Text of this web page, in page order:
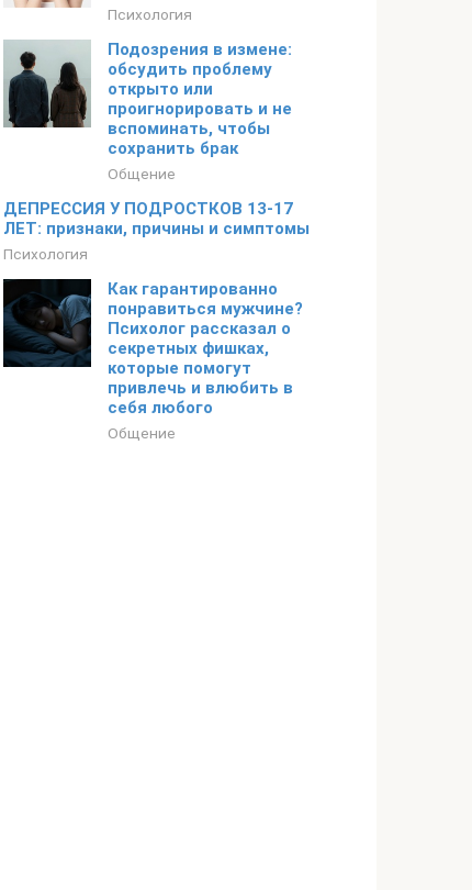
Психология
Подозрения в измене:
обсудить проблему
открыто или
проигнорировать и не
вспоминать, чтобы
сохранить брак
Общение
ДЕПРЕССИЯ У ПОДРОСТКОВ 13-17
ЛЕТ: признаки, причины и симптомы
Психология
Как гарантированно
понравиться мужчине?
Психолог рассказал о
секретных фишках,
которые помогут
привлечь и влюбить в
себя любого
Общение